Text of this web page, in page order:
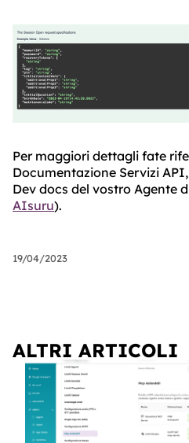
Per maggiori dettagli fate
Documentazione Servizi
Dev docs del vostro Agente
AIsuru).
19/04/2023
ALTRI ARTICOLI